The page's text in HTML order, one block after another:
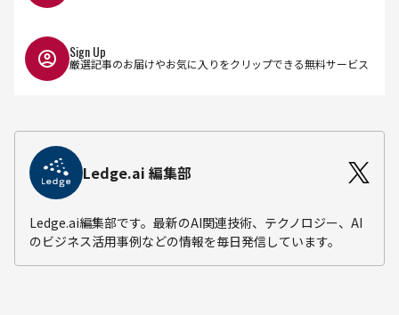
Sign Up
厳選記事のお届けやお気に入りをクリップできる無料サービス
Ledge.ai 編集部
Ledge.ai編集部です。最新のAI関連技術、テクノロジー、AI
のビジネス活用事例などの情報を毎日発信しています。